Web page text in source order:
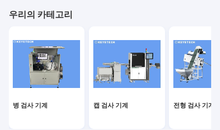
우리의 카테고리
병 검사 기계 캡 검사 기계 전형 검사 기계